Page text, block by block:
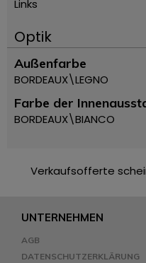
Links
Optik
Außenfarbe
BORDEAUX\LEGNO
Farbe der
BORDEAUX\BIANCO
Verkaufsofferte
UNTERNEHMEN
AGB
DATENSCHUTZERKLÄRUNG